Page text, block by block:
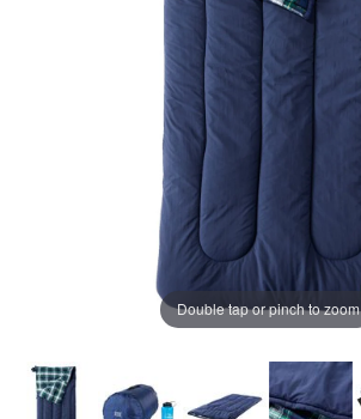
Double tap or pinch to zoom